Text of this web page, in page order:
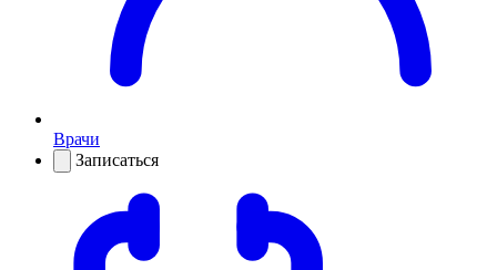
Врачи
Записаться